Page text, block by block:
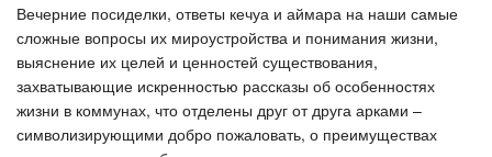
Вечерние посиделки, ответы кечуа и аймара на наши самые
сложные вопросы их мироустройства и понимания жизни,
выяснение их целей и ценностей существования,
захватывающие искренностью рассказы об особенностях
жизни в коммунах, что отделены друг от друга арками –
символизирующими добро пожаловать, о преимуществах